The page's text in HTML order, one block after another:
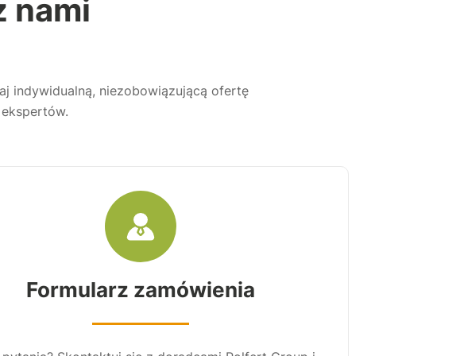
nami
indywidualną, niezobowiązującą ofertę
Formularz zamówienia